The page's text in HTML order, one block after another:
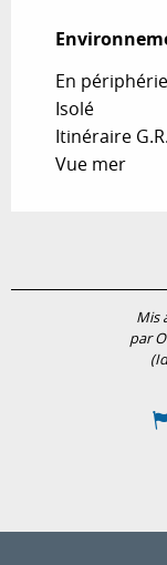
En
Isolé
Itinéraire
Vue mer
Mis
par